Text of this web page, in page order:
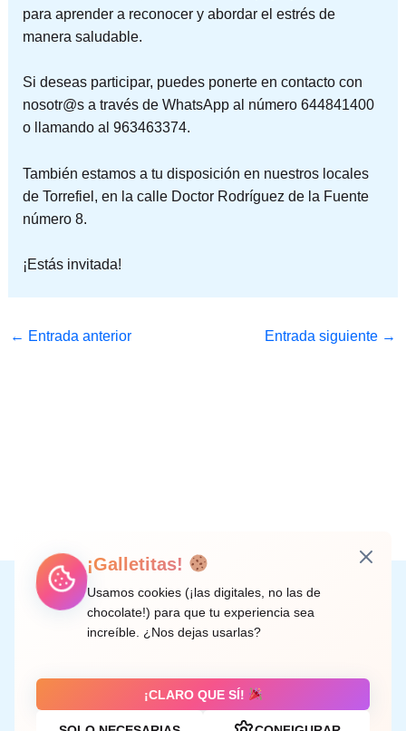
para aprender a reconocer y abordar el estrés de
manera saludable.
Si deseas participar, puedes ponerte en contacto con
nosotr@s a través de WhatsApp al número 644841400
o llamando al 963463374.
También estamos a tu disposición en nuestros locales
de Torrefiel, en la calle Doctor Rodríguez de la Fuente
número 8.
¡Estás invitada!
← Entrada anterior Entrada siguiente →
Instagram
Facebook
X LinkedIn
Correo electrónico
C/ Doctor Rodríguez de la Fuente, 8 València
¡Galletitas!
Usamos cookies (¡las digitales, no las de
chocolate!) para que tu experiencia sea
increíble. ¿Nos dejas usarlas?
¡CLARO QUE SÍ!